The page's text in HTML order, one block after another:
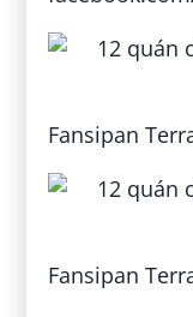
Fansipan
Fansipan